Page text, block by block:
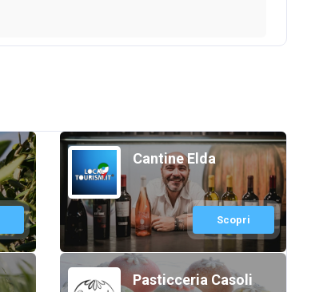
Cantine Elda
Scopri
Pasticceria Casoli